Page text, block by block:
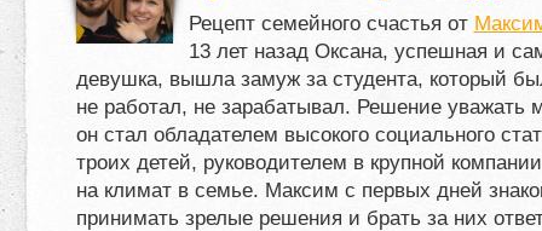
Рецепт семейного счастья от
13лет назад Оксана, успешная и
девушка, вышла замуж за студента, который
не работал, не зарабатывал. Решение уважать
он стал обладателем высокого социального
троих детей, руководителем в крупной
на климат в семье. Максим с первых дней
принимать зрелые решения и брать за них